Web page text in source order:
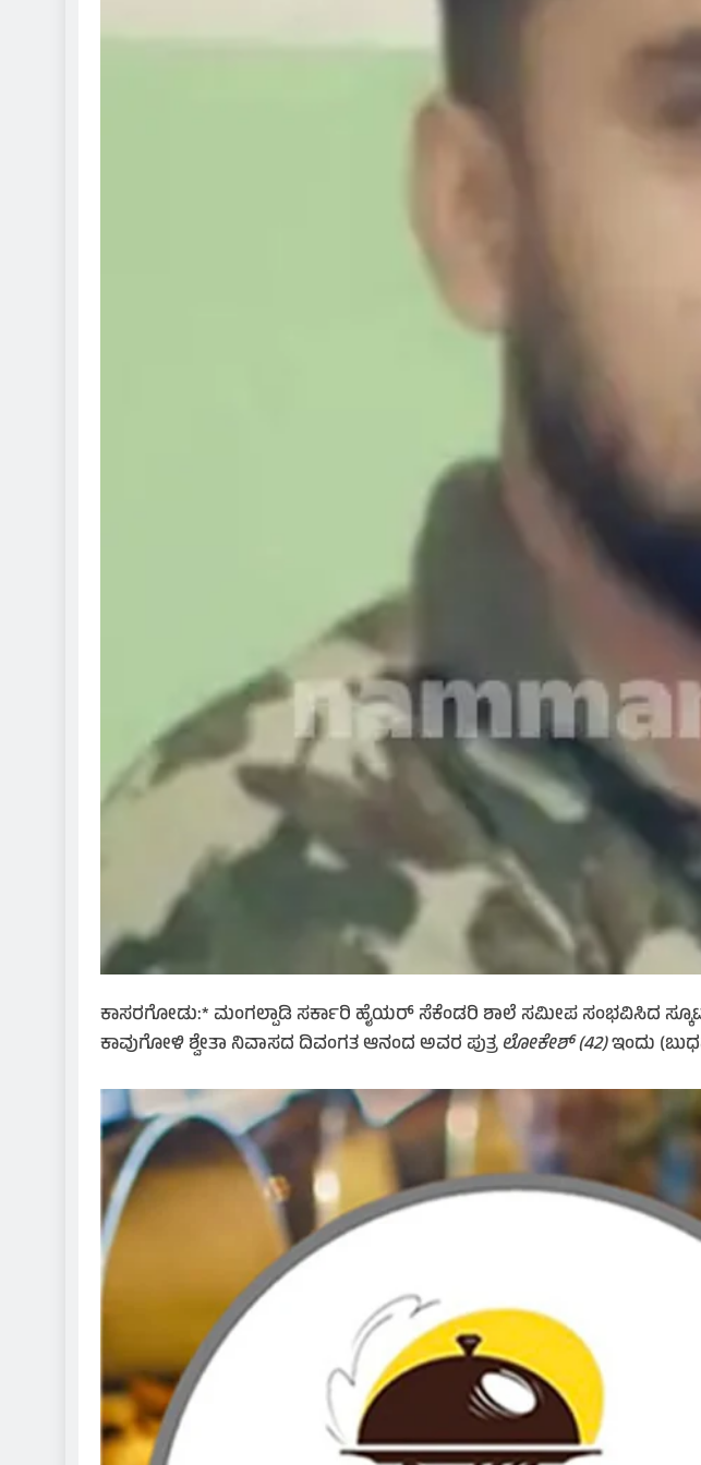
ಕಾಸರಗೋಡು:* ಮಂಗಲ್ಪಾಡಿ ಸರ್ಕಾರಿ ಹೈಯರ್ ಸೆಕೆಂಡರಿ ಶಾಲೆ ಸಮೀಪ ಸಂಭವಿಸಿದ
ಕಾವುಗೋಳಿ ಶ್ವೇತಾ ನಿವಾಸದ ದಿವಂಗತ ಆನಂದ ಅವರ ಪುತ್ರಲೋಕೇಶ್ (42)ಇಂದು